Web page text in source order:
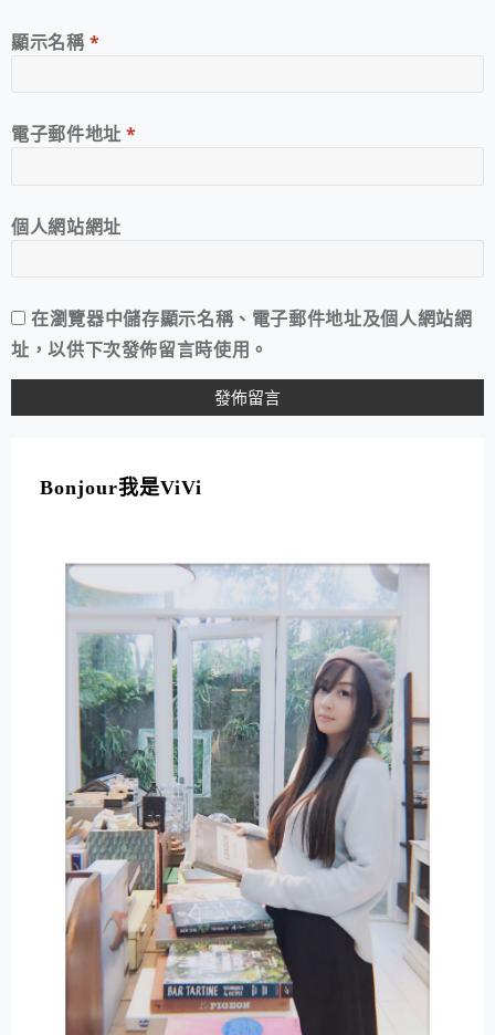
顯示名稱*
電子郵件地址*
個人網站網址
在瀏覽器中儲存顯示名稱、電子郵件地址及個人網站網
址，以供下次發佈留言時使用。
Bonjour我是ViVi